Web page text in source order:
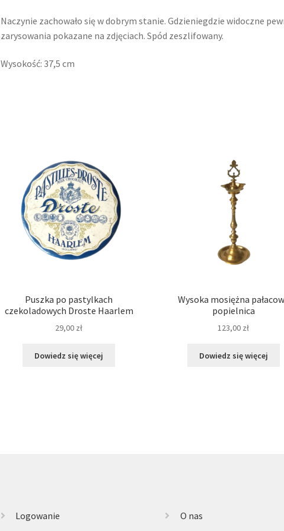
Naczynie zachowało się w dobrym stanie. Gdzieniegdzie widoczne
zarysowania pokazane na zdjęciach. Spód zeszlifowany.
Wysokość: 37,5 cm
Puszka po pastylkach
czekoladowych Droste Haarlem
29,00 zł
Dowiedz się więcej
Wysoka mosiężna
popielnica
123,00 zł
Dowiedz się więcej
Logowanie O nas